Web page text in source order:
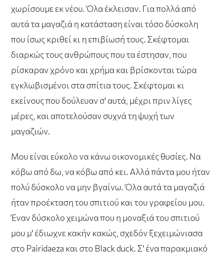
χωρίσουμε εκ νέου. Όλα έκλεισαν. Για πολλά από
αυτά τα μαγαζιά η κατάσταση είναι τόσο δύσκολη
που ίσως κριθεί κι η επιβίωσή τους. Σκέφτομαι
διαρκώς τους ανθρώπους που τα έστησαν, που
ρίσκαραν χρόνο και χρήμα και βρίσκονται τώρα
εγκλωβισμένοι στα σπίτια τους. Σκέφτομαι κι
εκείνους που δούλευαν σ' αυτά, μέχρι πριν λίγες
μέρες, και αποτελούσαν συχνά τη ψυχή των
μαγαζιών.
Μου είναι εύκολο να κάνω οικονομικές θυσίες. Να
κόβω από δω, να κόβω από κει. Αλλά πάντα μου ήταν
πολύ δύσκολο να μην βγαίνω. Όλα αυτά τα μαγαζιά
ήταν προέκταση του σπιτιού και του γραφείου μου.
Έναν δύσκολο χειμώνα που η μοναξιά του σπιτιού
μου μ' έδιωχνε κακήν κακώς, σχεδόν ξεχειμώνιασα
στο Pairidaeza και στο Black duck. Σ' ένα παρακμιακό